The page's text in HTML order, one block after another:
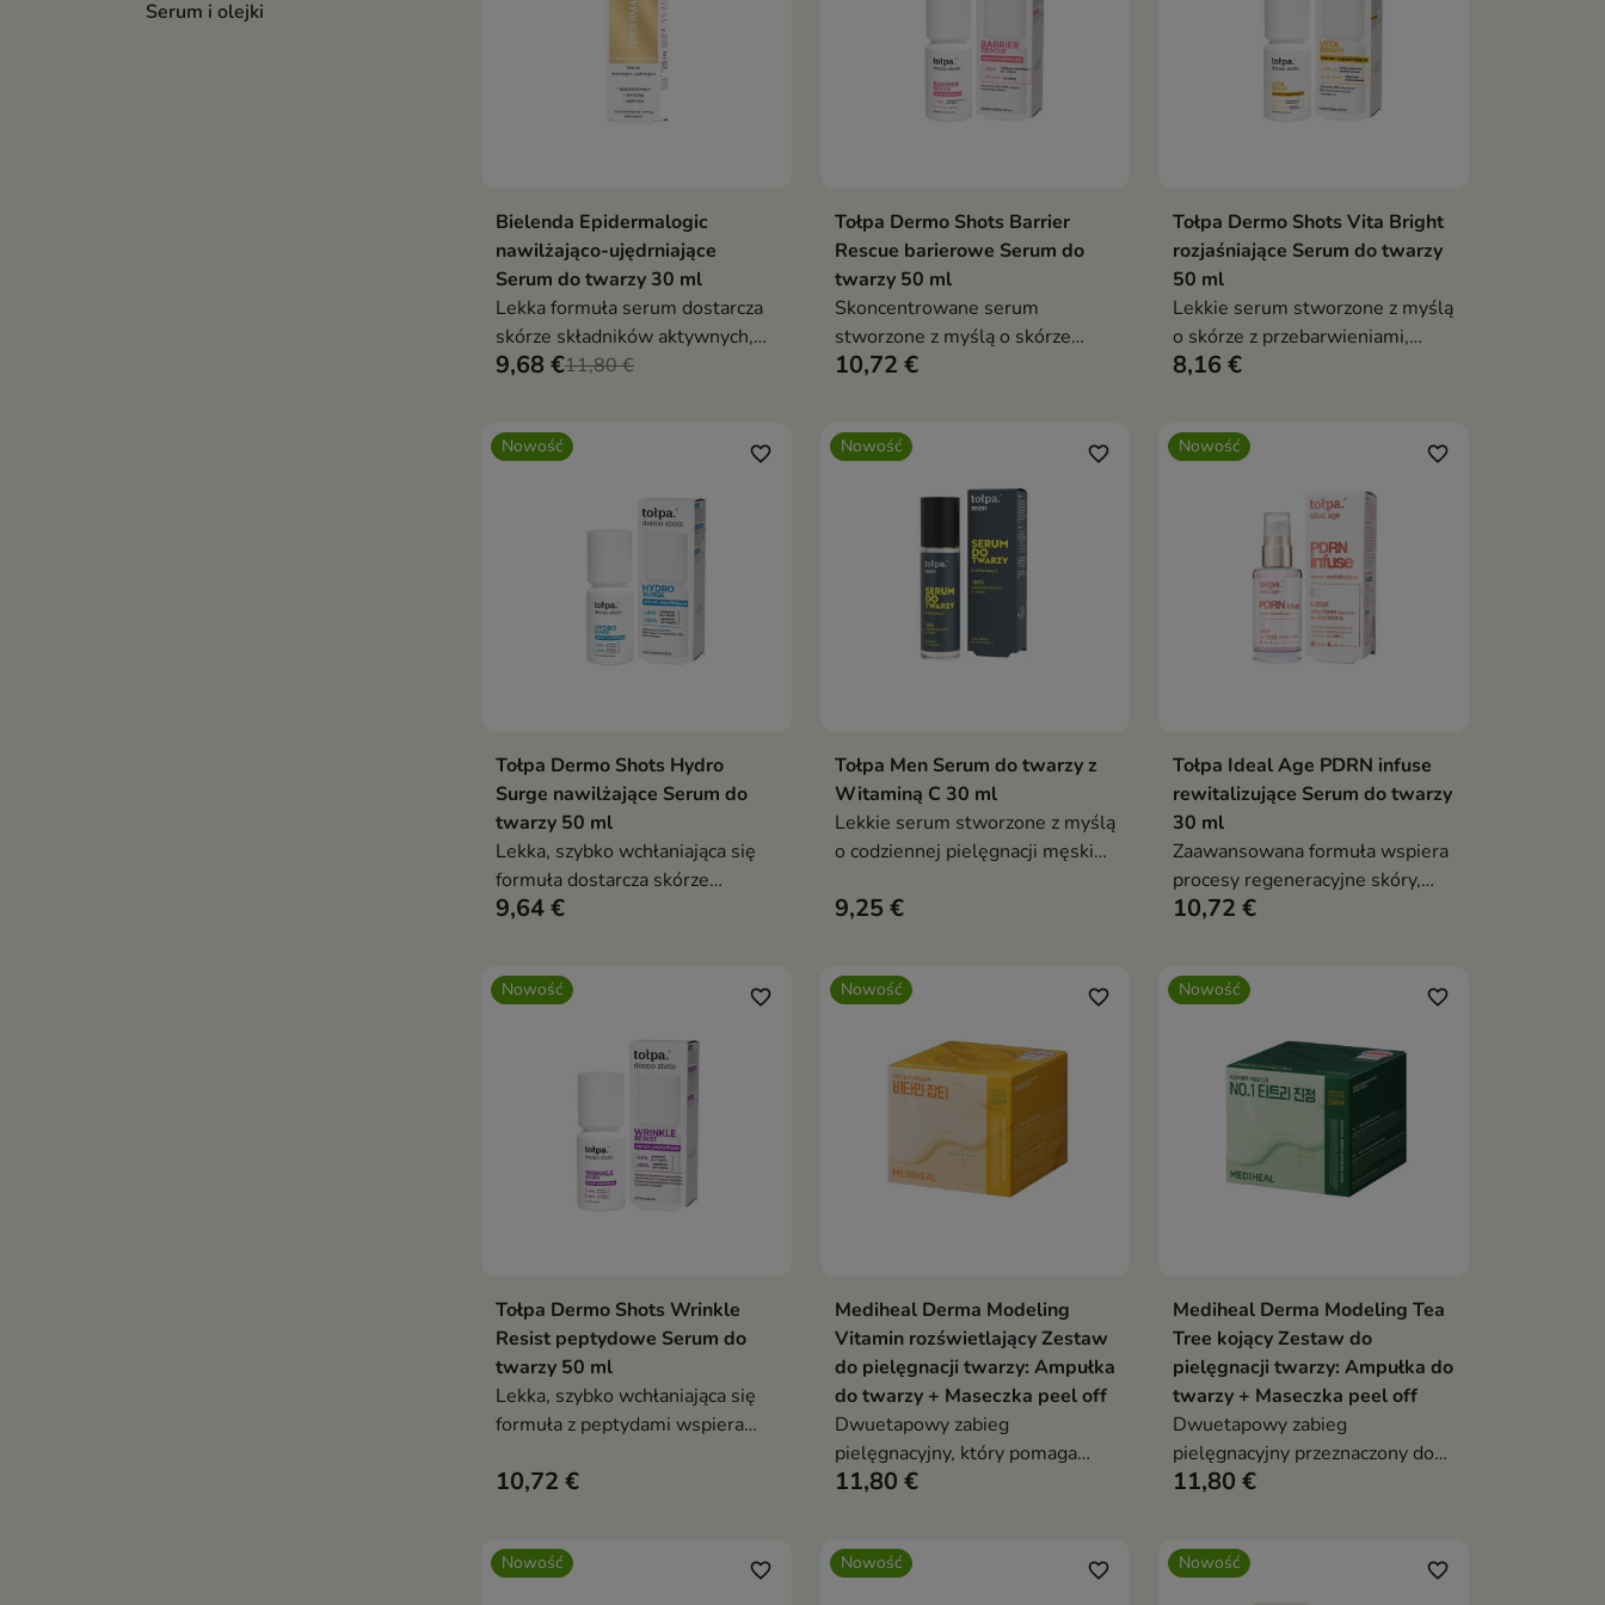
Serum i olejki
Dodaj do koszyka
Bielenda Epidermalogic
nawilżająco-ujędrniające
Serum do twarzy 30 ml
Lekka formuła serum dostarcza
skórze składników aktywnych,
które wspierają jej naturalne
9,68 €11,80 €
Dodaj do koszyka
Tołpa Dermo Shots Barrier
Rescue barierowe Serum do
twarzy 50 ml
Skoncentrowane serum
stworzone z myślą o skórze
wrażliwej, przesuszonej i z
10,72 €
Dodaj do koszyka
Tołpa Dermo Shots Vita Bright
rozjaśniające Serum do twarzy
50 ml
Lekkie serum stworzone z myślą
o skórze z przebarwieniami,
nierównym kolorytem i
8,16 €
Nowość
Dodaj do koszyka
favorite_border
Tołpa Dermo Shots Hydro
Surge nawilżające Serum do
twarzy 50 ml
Lekka, szybko wchłaniająca się
formuła dostarcza skórze
składników nawilżających.
9,64 €
Nowość
Dodaj do koszyka
favorite_border
Tołpa Men Serum do twarzy z
Witaminą C 30 ml
Lekkie serum stworzone z myślą
o codziennej pielęgnacji męskiej
9,25 €
Nowość
 Dodaj do koszyka
favorite_border
Tołpa Ideal Age PDRN infuse
rewitalizujące Serum do twarzy
30 ml
Zaawansowana formuła wspiera
procesy regeneracyjne skóry,
poprawia jej elastyczność oraz
10,72 €
Nowość
Dodaj do koszyka
favorite_border
Tołpa Dermo Shots Wrinkle
Resist peptydowe Serum do
twarzy 50 ml
Lekka, szybko wchłaniająca się
formuła z peptydami wspiera
elastyczności skóry.
10,72 €
Nowość
Dodaj do koszyka
favorite_border
Mediheal Derma Modeling
Vitamin rozświetlający Zestaw
do pielęgnacji twarzy: Ampułka
do twarzy + Maseczka peel off
Dwuetapowy zabieg
pielęgnacyjny, który pomaga
przywrócić skórze zdrowy blask i
11,80 €
Nowość
Dodaj do koszyka
favorite_border
Mediheal Derma Modeling Tea
Tree kojący Zestaw do
pielęgnacji twarzy: Ampułka do
twarzy + Maseczka peel off
Dwuetapowy zabieg
pielęgnacyjny przeznaczony do
skóry mieszanej, tłustej oraz
11,80 €
Nowość favorite_border Nowość favorite_border Nowość favorite_border